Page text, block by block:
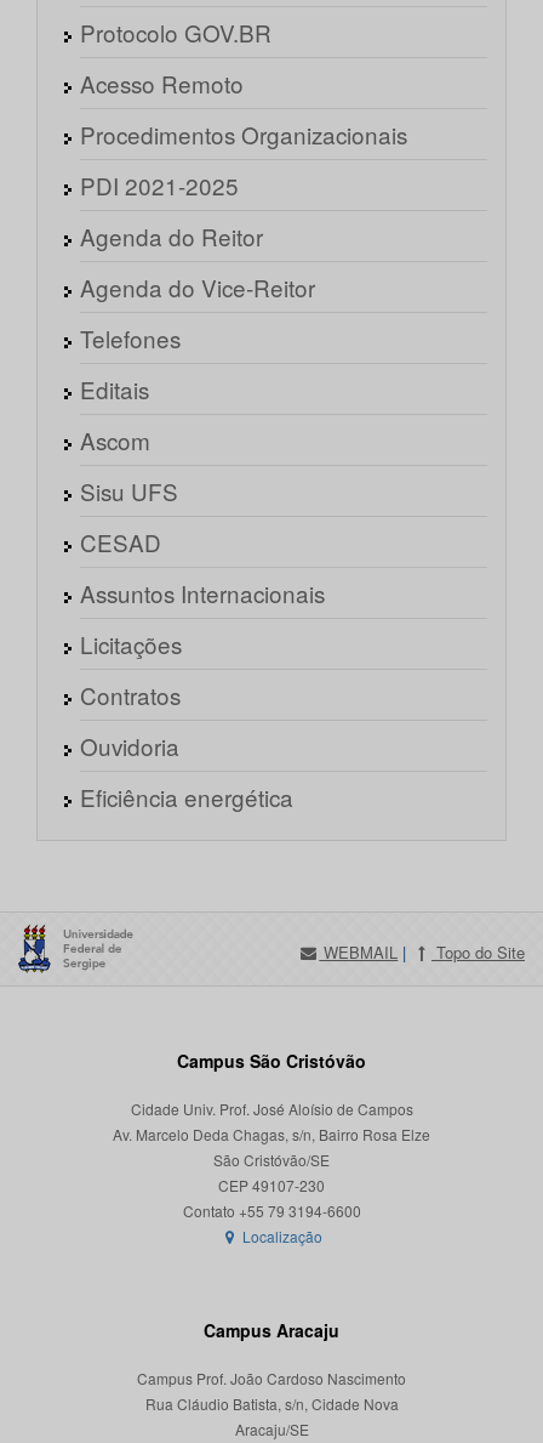
Protocolo GOV.BR
Acesso Remoto
Procedimentos Organizacionais
PDI 2021-2025
Agenda do Reitor
Agenda do Vice-Reitor
Telefones
Editais
Ascom
Sisu UFS
CESAD
Assuntos Internacionais
Licitações
Contratos
Ouvidoria
Eficiência energética
WEBMAIL | Topo do Site
Campus São Cristóvão
Cidade Univ. Prof. José Aloísio de Campos
Av. Marcelo Deda Chagas, s/n, Bairro Rosa Elze
São Cristóvão/SE
CEP 49107-230
Localização
Campus Aracaju
Campus Prof. João Cardoso Nascimento
Rua Cláudio Batista, s/n, Cidade Nova
Aracaju/SE